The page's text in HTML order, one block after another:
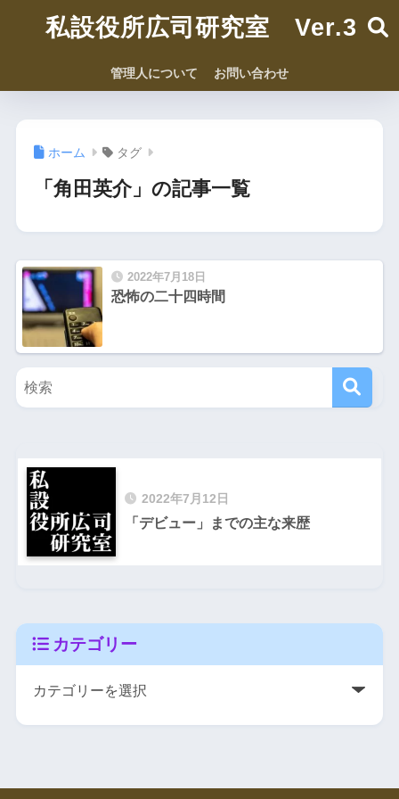
私設役所広司研究室 Ver.3
管理人について お問い合わせ
ホーム タグ
「角田英介」の記事一覧
2022年7月18日
恐怖の二十四時間
2022年7月12日
「デビュー」までの主な来歴
カテゴリー